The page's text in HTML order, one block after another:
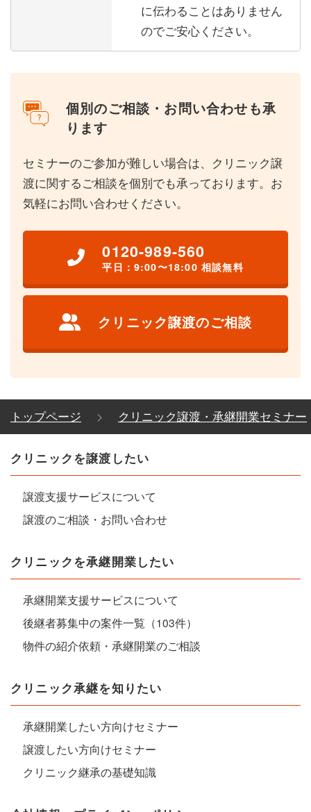
に伝わることはありません
のでご安心ください。
個別のご相談・お問い合わせも承
ります
セミナーのご参加が難しい場合は、クリニック譲
渡に関するご相談を個別でも承っております。お
気軽にお問い合わせください。
0120-989-560
平日：9:00〜18:00 相談無料
クリニック譲渡のご相談
トップページ クリニック譲渡・承継開業セミナー
クリニックを譲渡したい
譲渡支援サービスについて
譲渡のご相談・お問い合わせ
クリニックを承継開業したい
承継開業支援サービスについて
後継者募集中の案件一覧（103件）
物件の紹介依頼・承継開業のご相談
クリニック承継を知りたい
承継開業したい方向けセミナー
譲渡したい方向けセミナー
クリニック継承の基礎知識